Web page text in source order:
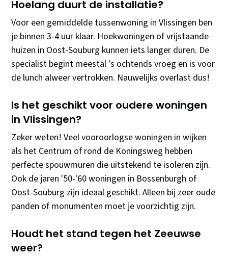
Hoelang duurt de installatie?
Voor een gemiddelde tussenwoning in Vlissingen ben
je binnen 3-4 uur klaar. Hoekwoningen of vrijstaande
huizen in Oost-Souburg kunnen iets langer duren. De
specialist begint meestal 's ochtends vroeg en is voor
de lunch alweer vertrokken. Nauwelijks overlast dus!
Is het geschikt voor oudere woningen
in Vlissingen?
Zeker weten! Veel vooroorlogse woningen in wijken
als het Centrum of rond de Koningsweg hebben
perfecte spouwmuren die uitstekend te isoleren zijn.
Ook de jaren '50-'60 woningen in Bossenburgh of
Oost-Souburg zijn ideaal geschikt. Alleen bij zeer oude
panden of monumenten moet je voorzichtig zijn.
Houdt het stand tegen het Zeeuwse
weer?